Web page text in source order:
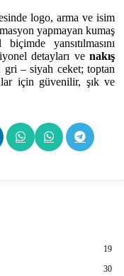
logo, arma ve isim
yapmayan kumaş
yansıtılmasını
detayları ve nakış
gri – siyah ceket; toptan
için güvenilir, şık ve
19
30